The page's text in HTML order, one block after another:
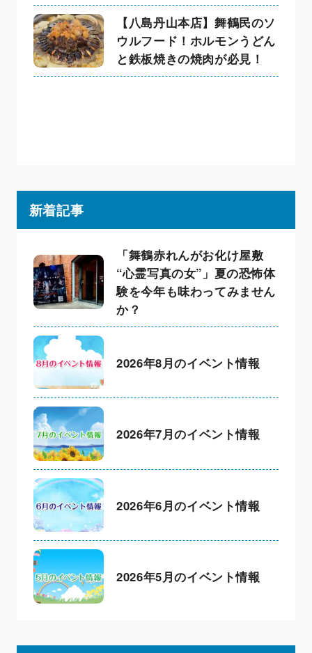
【八島丹山本店】舞鶴民のソ
ウルフード！ホルモンうどん
と鉄板焼きの焼肉が必見！
新着記事
「舞鶴赤れんがお化け屋敷
“心霊写真の女”」夏の恐怖体
験を今年も味わってみません
か？
2026年8月のイベント情報
2026年7月のイベント情報
2026年6月のイベント情報
2026年5月のイベント情報